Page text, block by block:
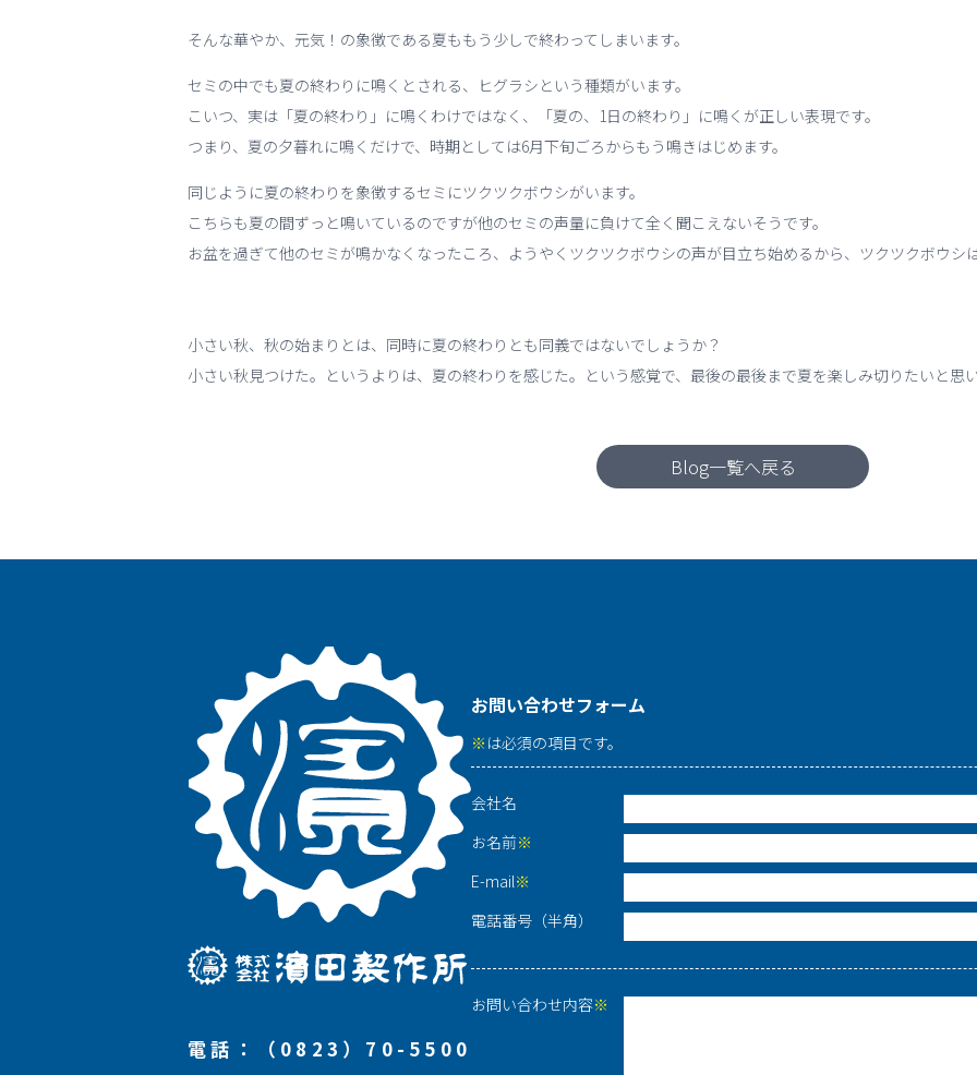
そんな華やか、元気！の象徴である夏ももう少しで終わってしまいます。
セミの中でも夏の終わりに鳴くとされる、ヒグラシという種類がいます。
こいつ、実は「夏の終わり」に鳴くわけではなく、「夏の、1日の終わり」に鳴くが正しい表現です。
つまり、夏の夕暮れに鳴くだけで、時期としては6月下旬ごろからもう鳴きはじめます。
同じように夏の終わりを象徴するセミにツクツクボウシがいます。
こちらも夏の間ずっと鳴いているのですが他のセミの声量に負けて全く聞こえないそうです。
お盆を過ぎて他のセミが鳴かなくなったころ、ようやくツクツクボウシの声が目立ち始めるから、ツクツクボウシ
小さい秋、秋の始まりとは、同時に夏の終わりとも同義ではないでしょうか？
小さい秋見つけた。というよりは、夏の終わりを感じた。という感覚で、最後の最後まで夏を楽しみ切りたいと思
Blog一覧へ戻る
電話：（0823）70-5500
お問い合わせフォーム
※ は必須の項目です。
会社名
お名前※
E-mail※
電話番号（半角）
お問い合わせ内容※